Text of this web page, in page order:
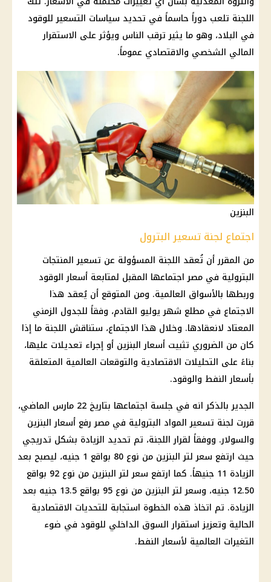
اللجنة تلعب دوراً حاسماً في تحديد سياسات التسعير للوقود
في البلاد، وهو ما يثير ترقب الناس ويؤثر على الاستقرار
المالي الشخصي والاقتصادي عموماً.
البنزين
اجتماع لجنة تسعير البترول
من المقرر أن تُعقد اللجنة المسؤولة عن تسعير المنتجات
البترولية في مصر اجتماعها المقبل لمتابعة أسعار الوقود
وربطها بالأسواق العالمية. ومن المتوقع أن يُعقد هذا
الاجتماع في مطلع شهر يوليو القادم، وفقاً للجدول الزمني
المعتاد لانعقادها. وخلال هذا الاجتماع، ستناقش اللجنة ما إذا
كان من الضروري تثبيت أسعار البنزين أو إجراء تعديلات عليها،
بناءً على التحليلات الاقتصادية والتوقعات العالمية المتعلقة
بأسعار النفط والوقود.
الجدير بالذكر انه في جلسة اجتماعها بتاريخ 22 مارس الماضي،
قررت لجنة تسعيرالمواد البترولية في مصر رفعأسعار البنزين
والسولار. ووفقاً لقرار اللجنة، تم تحديد الزيادة بشكل تدريجي
حيث ارتفع سعر لتر البنزين
من نوع 80 بواقع 1 جنيه، ليصبح بعد
الزيادة 11 جنيهاً. كما ارتفع
سعر لتر البنزين
من نوع 92 بواقع
12.50 جنيه، وسعر لتر
البنزين
من نوع 95 بواقع 13.5 جنيه بعد
الزيادة. تم اتخاذ هذه الخطوة استجابة للتحديات الاقتصادية
الحالية وتعزيز استقرار السوق الداخلي للوقود في ضوء
التغيرات العالمية لأسعار النفط.